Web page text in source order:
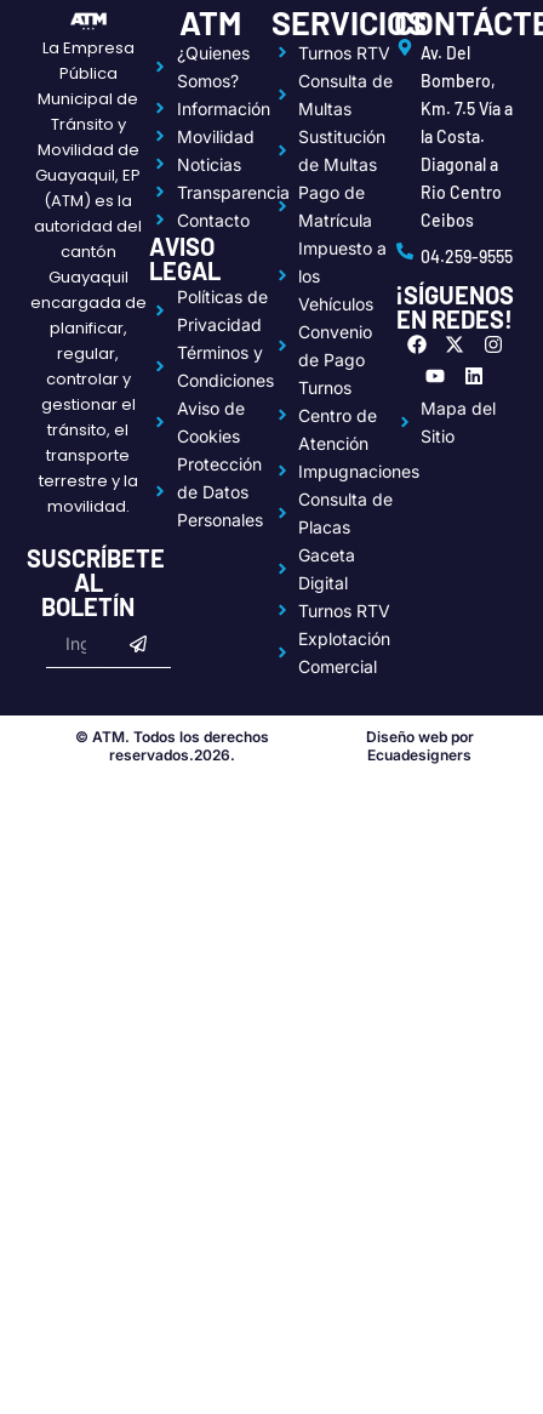
La Empresa
Pública
Municipal de
Tránsito y
Movilidad de
Guayaquil, EP
(ATM) es la
autoridad del
cantón
Guayaquil
encargada de
planificar,
regular,
controlar y
gestionar el
tránsito, el
transporte
terrestre y la
movilidad.
SUSCRÍBETE
AL
BOLETÍN
ATM
¿Quienes
Somos?
Información
Movilidad
Noticias
Transparencia
Contacto
AVISO
LEGAL
Políticas de
Privacidad
Términos y
Condiciones
Aviso de
Cookies
Protección
de Datos
Personales
SERVICIOS
Turnos RTV
Consulta de
Multas
Sustitución
de Multas
Pago de
Matrícula
Impuesto a
los
Vehículos
Convenio
de Pago
Turnos
Centro de
Atención
Impugnaciones
Consulta de
Placas
Gaceta
Digital
Turnos RTV
Explotación
Comercial
Av. Del
Bombero,
Km. 7.5 Vía a
la Costa.
Diagonal a
Rio Centro
Ceibos
04.259-9555
¡SÍGUENOS
EN REDES!
F
a
c
e
b
o
k
X
-
i
t
I
n
t
a
Y
u
t
u
b
n
k
e
Mapa del
Sitio
© ATM. Todos los derechos
reservados.2026.
Diseño web por
Ecuadesigners